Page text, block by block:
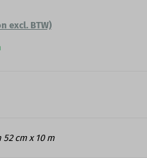
excl. BTW)
cm x 10 m